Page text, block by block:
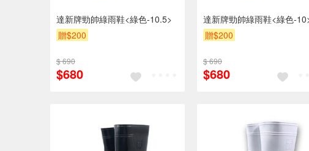
達新牌勁帥綠雨鞋<綠色-10.5>
贈$200
$ 690
$680
達新牌勁帥綠雨鞋<綠色-
贈$200
$ 690
$680